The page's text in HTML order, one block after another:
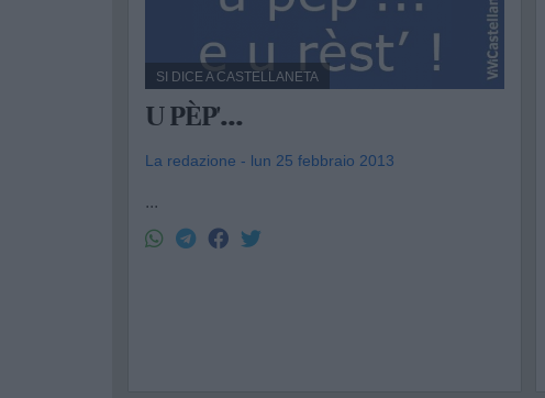
SI DICE A CASTELLANETA
U PÈP'...
La redazione - lun 25 febbraio 2013
...